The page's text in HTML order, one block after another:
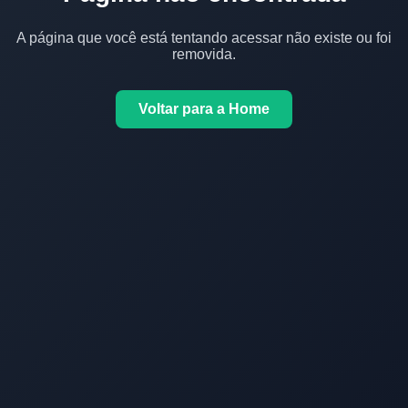
A página que você está tentando acessar não existe ou foi
removida.
Voltar para a Home